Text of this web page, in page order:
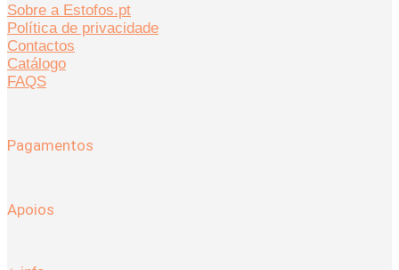
Sobre a Estofos.pt
Política de privacidade
Contactos
Catálogo
FAQS
Pagamentos
Apoios